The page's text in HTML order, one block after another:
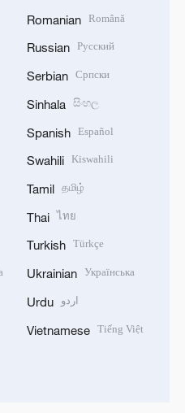
Romanian Română
Russian Русский
Serbian Српски
Sinhala සිංහල
Spanish Español
Swahili Kiswahili
Tamil தமிழ்
Thai ไทย
Turkish Türkçe
Ukrainian Українська
Urdu اردو
Vietnamese Tiếng Việt